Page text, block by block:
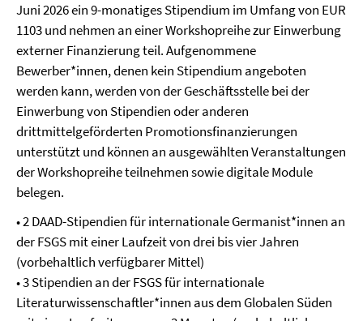
Juni 2026 ein 9-monatiges Stipendium im Umfang von EUR
1103 und nehmen an einer Workshopreihe zur Einwerbung
externer Finanzierung teil. Aufgenommene
Bewerber*innen, denen kein Stipendium angeboten
werden kann, werden von der Geschäftsstelle bei der
Einwerbung von Stipendien oder anderen
drittmittelgeförderten Promotionsfinanzierungen
unterstützt und können an ausgewählten Veranstaltungen
der Workshopreihe teilnehmen sowie digitale Module
belegen.
• 2 DAAD-Stipendien für internationale Germanist*innen an
der FSGS mit einer Laufzeit von drei bis vier Jahren
(vorbehaltlich verfügbarer Mittel)
• 3 Stipendien an der FSGS für internationale
Literaturwissenschaftler*innen aus dem Globalen Süden